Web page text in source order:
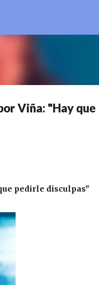
Viña: "Hay que
pedirle disculpas"